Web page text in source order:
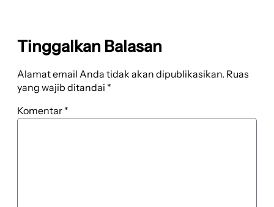
Tinggalkan Balasan
Alamat email Anda tidak akan dipublikasikan. Ruas
yang wajib ditandai *
Komentar *